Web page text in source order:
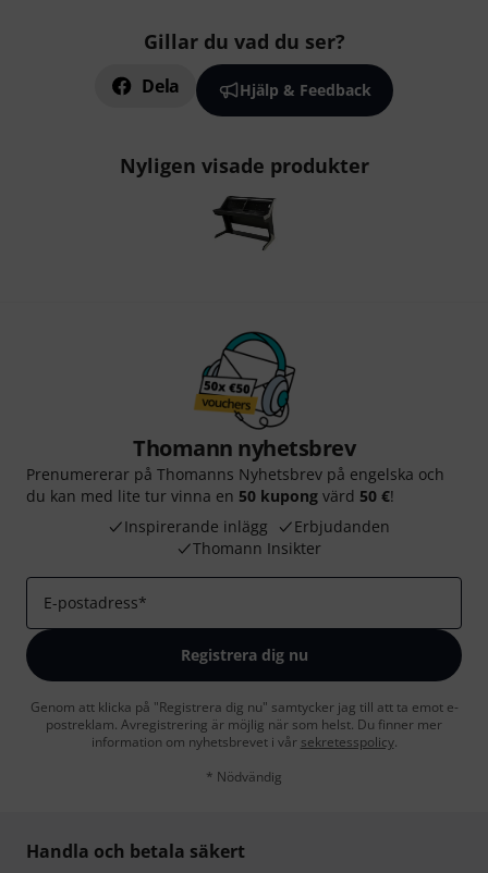
Gillar du vad du ser?
Dela Hjälp & Feedback
Nyligen visade produkter
Thomann nyhetsbrev
Prenumererar på Thomanns Nyhetsbrev på engelska och
du kan med lite tur vinna en 50 kupong värd 50 €!
Inspirerande inlägg
Erbjudanden
Thomann Insikter
E-postadress*
Registrera dig nu
Genom att klicka på "Registrera dig nu" samtycker jag till att ta emot e-
postreklam. Avregistrering är möjlig när som helst. Du finner mer
information om nyhetsbrevet i vår sekretesspolicy.
* Nödvändig
Handla och betala säkert